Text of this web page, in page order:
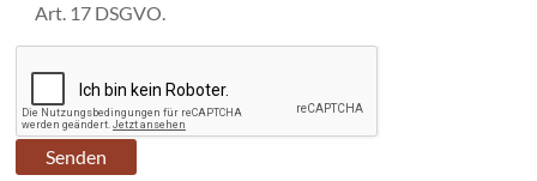
Art. 17 DSGVO.